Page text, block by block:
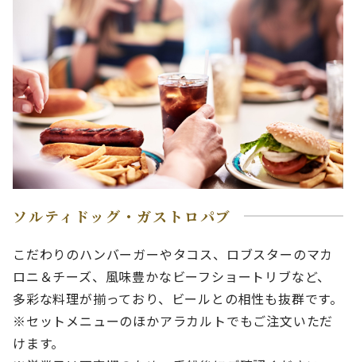
ソルティドッグ・ガストロパブ
こだわりのハンバーガーやタコス、ロブスターのマカ
ロニ＆チーズ、風味豊かなビーフショートリブなど、
多彩な料理が揃っており、ビールとの相性も抜群です。
※セットメニューのほかアラカルトでもご注文いただ
けます。